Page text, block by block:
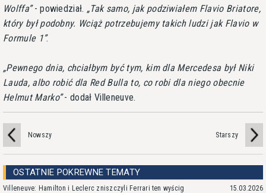
Wolffa - powiedział.
Tak samo, jak podziwiałem Flavio Briatore,
który był podobny. Wciąż potrzebujemy takich ludzi jak Flavio w
Formule 1 .
Pewnego dnia, chciałbym być tym, kim dla Mercedesa był Niki
Lauda, albo robić dla Red Bulla to, co robi dla niego obecnie
Helmut Marko - dodał Villeneuve.
Nowszy Starszy
OSTATNIE POKREWNE TEMATY
Villeneuve: Hamilton i Leclerc zniszczyli Ferrari ten wyścig 15.03.2026